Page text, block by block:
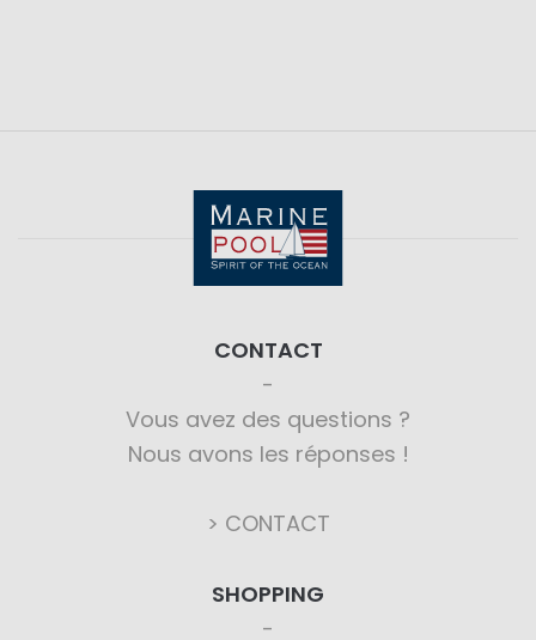
CONTACT
Vous avez des questions ?
Nous avons les réponses !
> CONTACT
SHOPPING